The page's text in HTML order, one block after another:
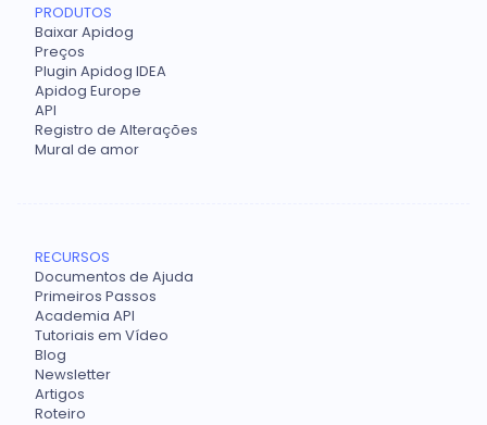
PRODUTOS
Baixar Apidog
Preços
Plugin Apidog IDEA
Apidog Europe
API
Registro de Alterações
Mural de amor
RECURSOS
Documentos de Ajuda
Primeiros Passos
Academia API
Tutoriais em Vídeo
Blog
Newsletter
Artigos
Roteiro